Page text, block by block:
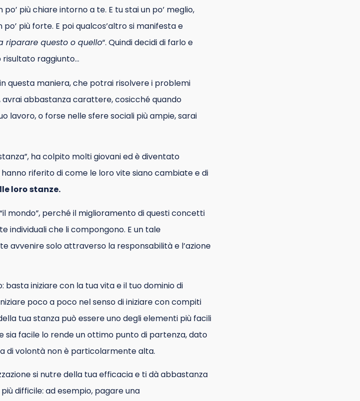
po’ più chiare intorno a te. E tu stai un po’ meglio,
più forte. E poi qualcos’altro si manifesta e
riparare questo o quello“. Quindi decidi di farlo e
raggiunto…
questa maniera, che potrai risolvere i problemi
abbastanza carattere, cosicché quando
lavoro, o forse nelle sfere sociali più ampie, sarai
ha colpito molti giovani ed è diventato
riferito di come le loro vite siano cambiate e di
loro stanze.
mondo”, perché il miglioramento di questi concetti
individuali che li compongono. E un tale
avvenire solo attraverso la responsabilità e l’azione
basta iniziare con la tua vita e il tuo dominio di
poco a poco nel senso di iniziare con compiti
tua stanza può essere uno degli elementi più facili
sia facile lo rende un ottimo punto di partenza, dato
di volontà non è particolarmente alta.
si nutre della tua efficacia e ti dà abbastanza
difficile: ad esempio, pagare una